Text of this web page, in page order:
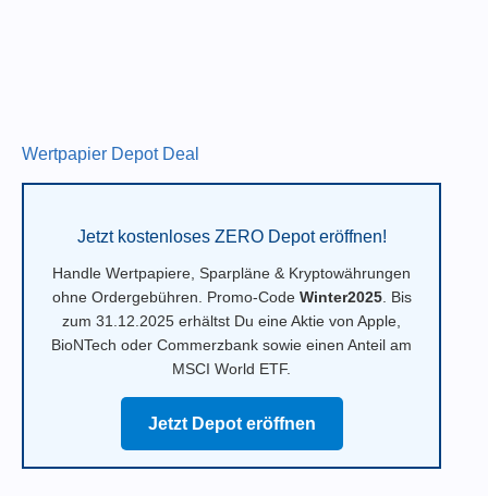
Wertpapier Depot Deal
Jetzt kostenloses ZERO Depot eröffnen!
Handle Wertpapiere, Sparpläne & Kryptowährungen
ohne Ordergebühren. Promo-Code Winter2025. Bis
zum 31.12.2025 erhältst Du eine Aktie von Apple,
BioNTech oder Commerzbank sowie einen Anteil am
MSCI World ETF.
Jetzt Depot eröffnen